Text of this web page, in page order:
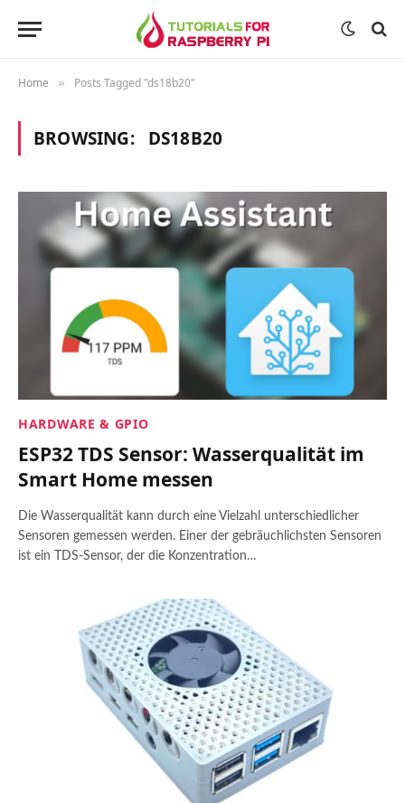
Home » Posts Tagged "ds18b20"
BROWSING: DS18B20
HARDWARE & GPIO
ESP32 TDS Sensor: Wasserqualität im
Smart Home messen
Die Wasserqualität kann durch eine Vielzahl unterschiedlicher
Sensoren gemessen werden. Einer der gebräuchlichsten Sensoren
ist ein TDS-Sensor, der die Konzentration…